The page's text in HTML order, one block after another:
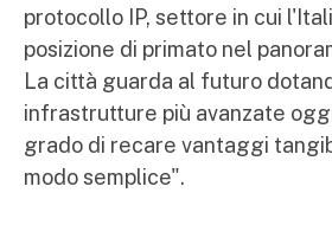
protocollo IP, settore in cui
posizione di primato nel
La città guarda al futuro
infrastrutture più avanzate
grado di recare vantaggi
modo semplice".